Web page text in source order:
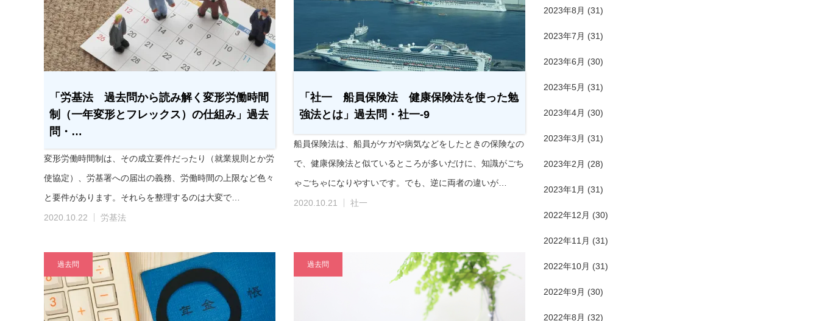
「労基法 過去問から読み解く変形労働時間
制（一年変形とフレックス）の仕組み」過去
問・…
変形労働時間制は、その成立要件だったり（就業規則とか労
使協定）、労基署への届出の義務、労働時間の上限など色々
と要件があります。それらを整理するのは大変で…
2020.10.22 労基法
「社一 船員保険法 健康保険法を使った勉
強法とは」過去問・社一-9
船員保険法は、船員がケガや病気などをしたときの保険なの
で、健康保険法と似ているところが多いだけに、知識がごち
ゃごちゃになりやすいです。でも、逆に両者の違いが…
2020.10.21 社一
過去問 過去問
2023年8月 (31)
2023年7月 (31)
2023年6月 (30)
2023年5月 (31)
2023年4月 (30)
2023年3月 (31)
2023年2月 (28)
2023年1月 (31)
2022年12月 (30)
2022年11月 (31)
2022年10月 (31)
2022年9月 (30)
2022年8月 (32)